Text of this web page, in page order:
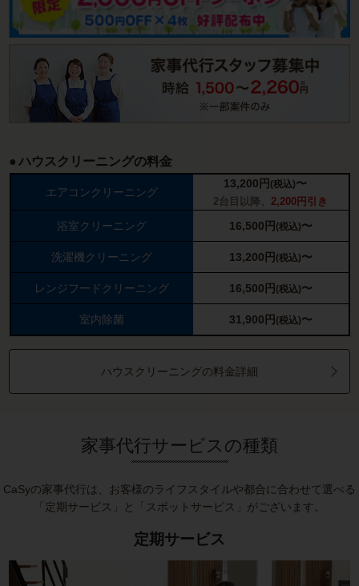
ハウスクリーニングの料金
エアコンクリーニング
13,200 円 (税込)〜
2台目以降、 2,200円引き
浴室クリーニング 16,500 円 (税込)〜
洗濯機クリーニング 13,200 円 (税込)〜
レンジフードクリーニング 16,500 円 (税込)〜
室内除菌 31,900 円 (税込)〜
ハウスクリーニングの料金詳細
家事代行サービスの種類
CaSyの家事代行は、お客様のライフスタイルや都合に合わせて選べる
「定期サービス」と「スポットサービス」がございます。
定期サービス